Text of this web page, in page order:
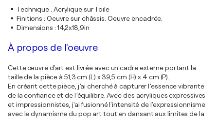
Technique: Acrylique sur Toile
Finitions : Oeuvre sur châssis. Oeuvre encadrée.
Dimensions : 14,2x18,9in
À propos de l'oeuvre
Cette œuvre d'art est livrée avec un cadre externe portant la
taille de la pièce à 51,3 cm (L) x 39,5 cm (H) x 4 cm (P).
En créant cette pièce, j’ai cherché à capturer l’essence vibrante
de la confiance et de l’équilibre. Avec des acryliques expressives
et impressionnistes, j'ai fusionné l'intensité de l'expressionnisme
avec le dynamisme du pop art tout en dansant aux limites de la